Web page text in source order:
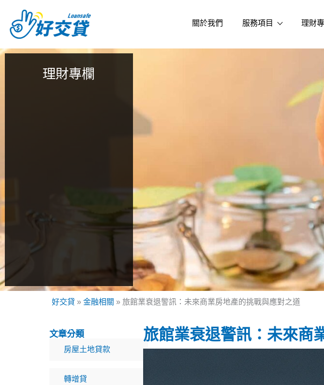
內
關於我們 服務項目 理財
理財專欄
好交貸 » 金融相關 » 旅館業衰退警訊：未來商業房地產的挑戰與應對之道
文章分類
房屋土地貸款
轉增貸
旅館業衰退警訊：未來商